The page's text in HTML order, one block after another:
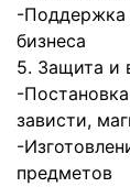
-Поддержка
бизнеса
5. Защита и
-
зависти,
-
предметов